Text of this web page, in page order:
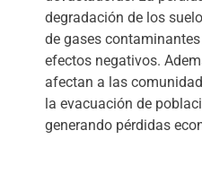
degradación de los
de gases
efectos negativos.
afectan a las
la evacuación de
generando pérdidas